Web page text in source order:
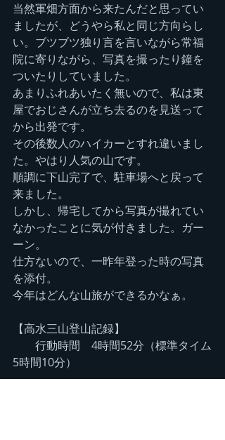
当然軍畑方面から来たんだと思ってい
ましたが、どうやら私と同じ方向らし
い。ブツブツ独り言を言いながら常福
院に寄りながら、写真を撮ったり鐘を
ついたりしていました。
あまりふれあいたく無いので、私は東
屋でおじさんが立ち去るのを見送って
から出発です。
その後数人のハイカーとすれ違いまし
た。やはり人気の山です。
順調に下山完了で、駐車場へと戻って
来ました。
しかし、帰宅してから写真が撮れてい
なかったことに気が付きました。ガー
ーン。
仕方ないので、一昨年登った時の写真
を添付。
今年はどんな山旅ができるかなぁ。
【高水三山登山記録】
行動時間　4時間52分（標準タイム
5時間10分）